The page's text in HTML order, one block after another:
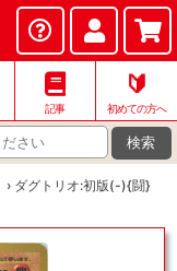
記事
🔰
初めての方へ
検索
› ダグトリオ:初版(-){闘}